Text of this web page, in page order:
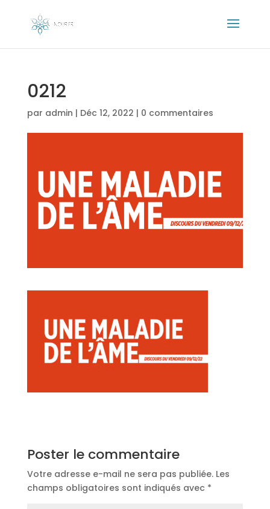
0212
par admin | Déc 12, 2022 | 0 commentaires
Poster le commentaire
Votre adresse e-mail ne sera pas publiée. Les
champs obligatoires sont indiqués avec *